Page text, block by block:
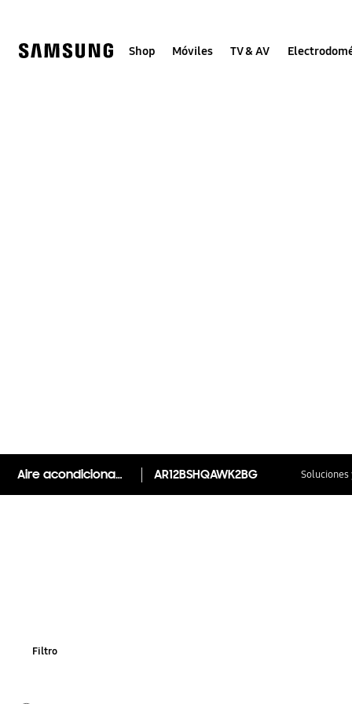
Shop Móviles TV & AV
Aire acondicionado Split frío/calor AR12BSH con ahorro energético AR12BSHQAWK2BG Soluciones
Filtro